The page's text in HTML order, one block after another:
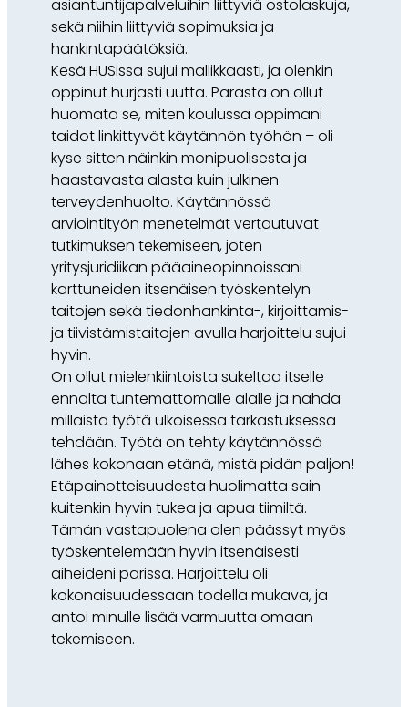
asiantuntijapalveluihin liittyviä ostolaskuja,
sekä niihin liittyviä sopimuksia ja
hankintapäätöksiä.
Kesä HUSissa sujui mallikkaasti, ja olenkin
oppinut hurjasti uutta. Parasta on ollut
huomata se, miten koulussa oppimani
taidot linkittyvät käytännön työhön – oli
kyse sitten näinkin monipuolisesta ja
haastavasta alasta kuin julkinen
terveydenhuolto. Käytännössä
arviointityön menetelmät vertautuvat
tutkimuksen tekemiseen, joten
yritysjuridiikan pääaineopinnoissani
karttuneiden itsenäisen työskentelyn
taitojen sekä tiedonhankinta-, kirjoittamis-
ja tiivistämistaitojen avulla harjoittelu sujui
hyvin.
On ollut mielenkiintoista sukeltaa itselle
ennalta tuntemattomalle alalle ja nähdä
millaista työtä ulkoisessa tarkastuksessa
tehdään. Työtä on tehty käytännössä
lähes kokonaan etänä, mistä pidän paljon!
Etäpainotteisuudesta huolimatta sain
kuitenkin hyvin tukea ja apua tiimiltä.
Tämän vastapuolena olen päässyt myös
työskentelemään hyvin itsenäisesti
aiheideni parissa. Harjoittelu oli
kokonaisuudessaan todella mukava, ja
antoi minulle lisää varmuutta omaan
tekemiseen.